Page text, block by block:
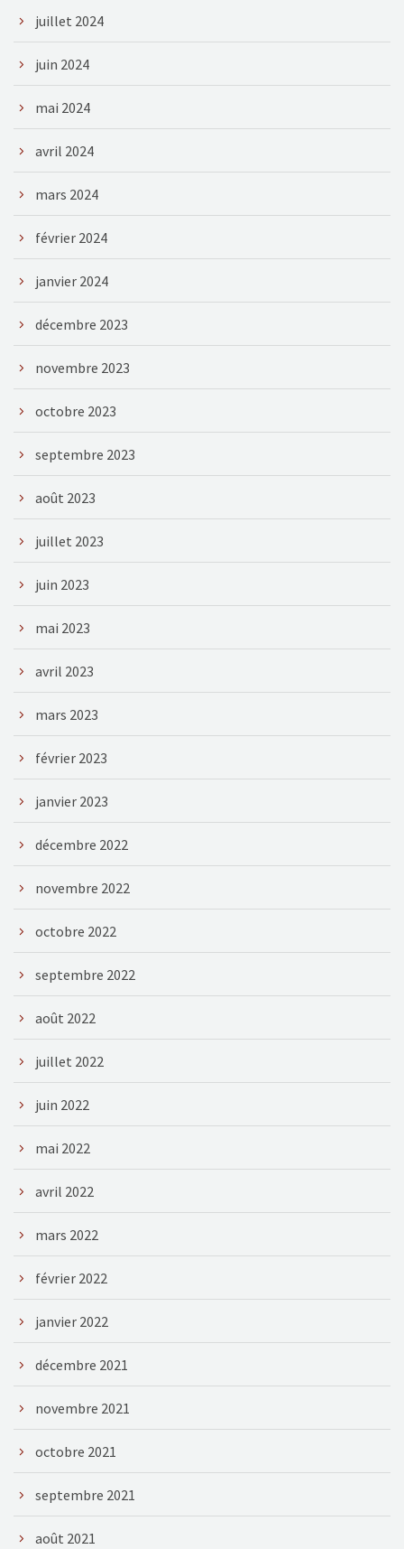
juillet 2024
juin 2024
mai 2024
avril 2024
mars 2024
février 2024
janvier 2024
décembre 2023
novembre 2023
octobre 2023
septembre 2023
août 2023
juillet 2023
juin 2023
mai 2023
avril 2023
mars 2023
février 2023
janvier 2023
décembre 2022
novembre 2022
octobre 2022
septembre 2022
août 2022
juillet 2022
juin 2022
mai 2022
avril 2022
mars 2022
février 2022
janvier 2022
décembre 2021
novembre 2021
octobre 2021
septembre 2021
août 2021